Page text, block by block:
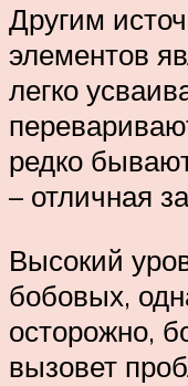
Другим
элементов
легко
редко
– отличная
Высокий
бобовых,
осторожно,
вызовет